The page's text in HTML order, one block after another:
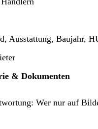
Ausstattung, Baujahr,
& Dokumenten
Wer nur auf